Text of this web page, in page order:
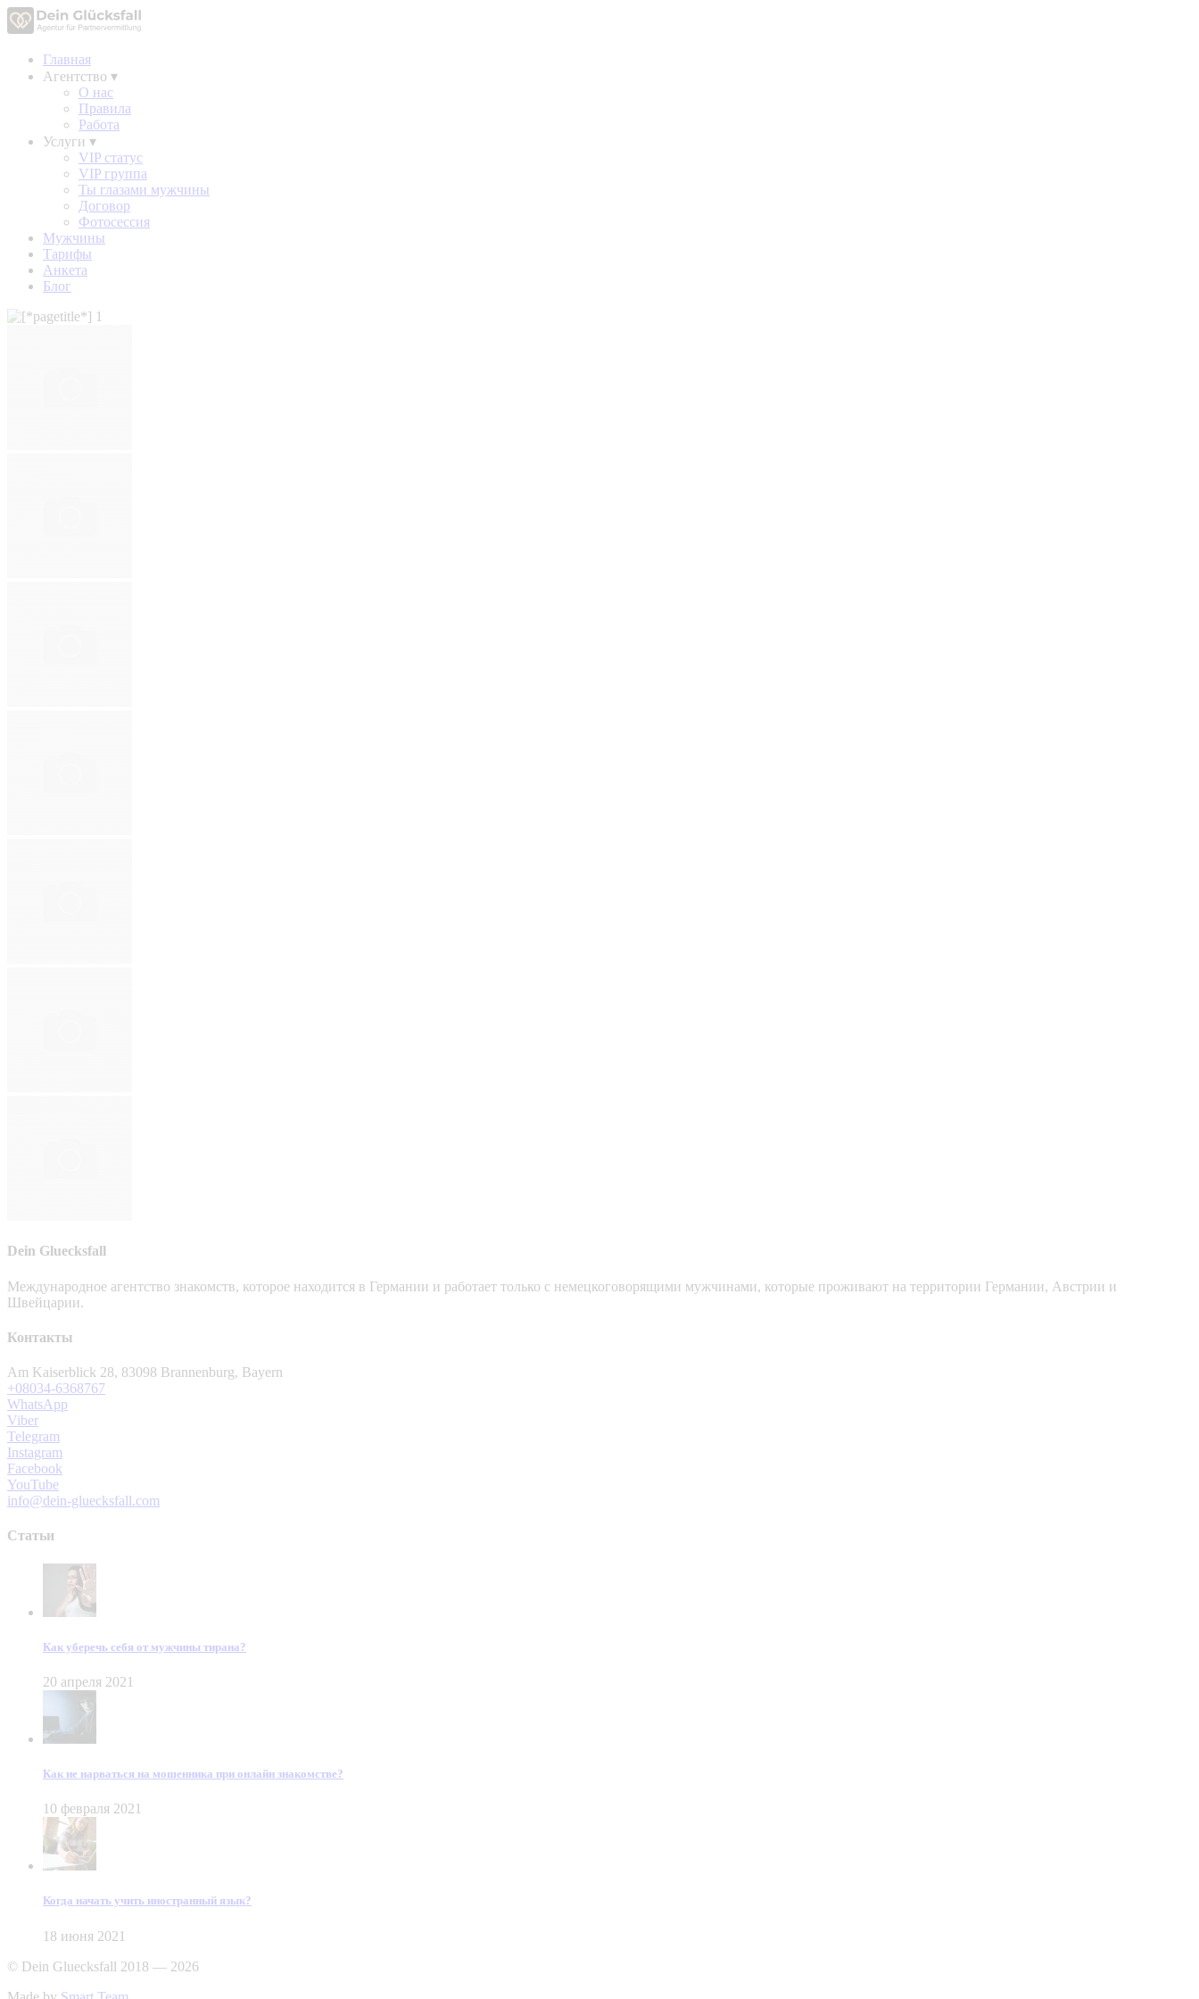
Главная
Агентство ▾
О нас
Правила
Работа
Услуги ▾
VIP статус
VIP группа
Ты глазами мужчины
Договор
Фотосессия
Мужчины
Тарифы
Анкета
Блог
Dein Gluecksfall
Международное агентство знакомств, которое находится в Германии и работает только с немецкоговорящими мужчинами, которые проживают на территории Германии, Австрии и
Швейцарии.
Контакты
Am Kaiserblick 28, 83098 Brannenburg, Bayern
+08034-6368767
WhatsApp
Viber
Telegram
Instagram
Facebook
YouTube
info@dein-gluecksfall.com
Статьи
Как уберечь себя от мужчины тирана?
20 апреля 2021
Как не нарваться на мошенника при онлайн знакомстве?
10 февраля 2021
Когда начать учить иностранный язык?
18 июня 2021
© Dein Gluecksfall 2018 — 2026